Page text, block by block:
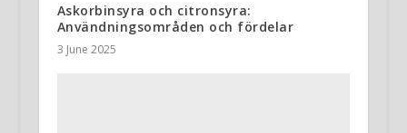
Askorbinsyra och citronsyra:
Användningsområden och fördelar
3 June 2025